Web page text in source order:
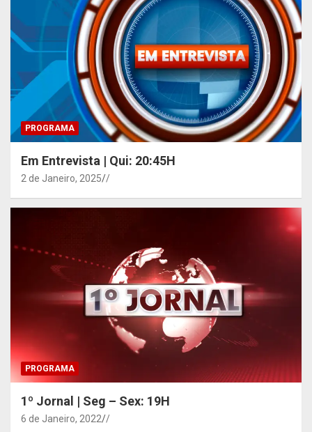
PROGRAMA
Em Entrevista | Qui: 20:45H
2 de Janeiro, 2025 /
PROGRAMA
1º Jornal | Seg – Sex: 19H
6 de Janeiro, 2022 /